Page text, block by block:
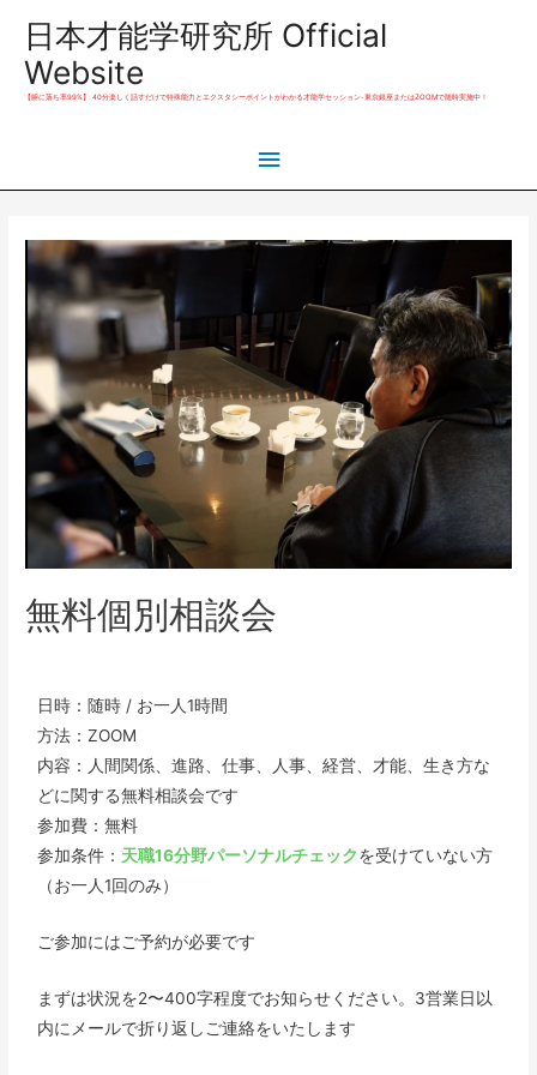
日本才能学研究所 Official
Website
【腑に落ち率99%】 40分楽しく話すだけで特殊能力とエクスタシーポイントがわかる才能学セッション-東京銀座またはZOOMで随時実施中！
無料個別相談会
日時：随時 / お一人1時間
方法：ZOOM
内容：人間関係、進路、仕事、人事、経営、才能、生き方な
どに関する無料相談会です
参加費：無料
参加条件： 天職16分野パーソナルチェックを受けていない方
（お一人1回のみ）
ご参加にはご予約が必要です
まずは状況を2〜400字程度でお知らせください。3営業日以
内にメールで折り返しご連絡をいたします